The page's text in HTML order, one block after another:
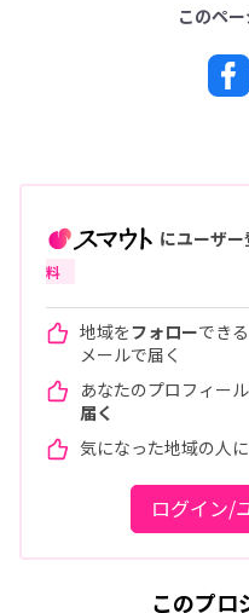
このペ
にユーザー
料
地域をフォローでき
メールで届く
あなたのプロフィー
届く
気になった地域の人に
ログイン/
このプロ